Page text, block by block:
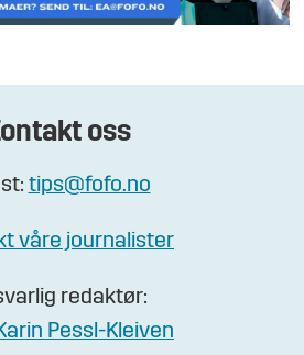
oss
tips@fofo.no
våre journalister
redaktør:
Pessl-Kleiven